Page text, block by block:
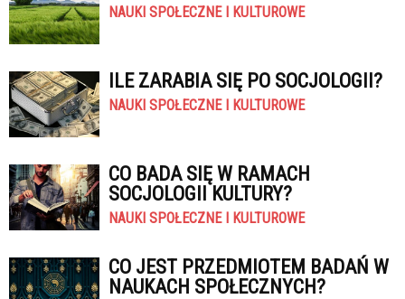
NAUKI SPOŁECZNE I KULTUROWE
ILE ZARABIA SIĘ PO SOCJOLOGII?
NAUKI SPOŁECZNE I KULTUROWE
CO BADA SIĘ W RAMACH
SOCJOLOGII KULTURY?
NAUKI SPOŁECZNE I KULTUROWE
CO JEST PRZEDMIOTEM BADAŃ W
NAUKACH SPOŁECZNYCH?